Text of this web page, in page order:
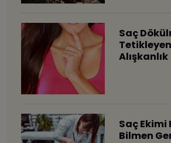
Saç
Tetikleyen
Alışkanlık
Saç Ekimi
Bilmen